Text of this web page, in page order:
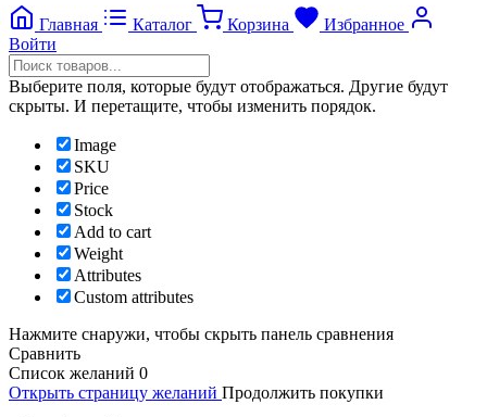
Главная Каталог Корзина
Избранное
Войти
Выберите поля, которые будут отображаться. Другие будут
скрыты. И перетащите, чтобы изменить порядок.
Image
SKU
Price
Stock
Add to cart
Weight
Attributes
Custom attributes
Нажмите снаружи, чтобы скрыть панель сравнения
Сравнить
Список желаний 0
Открыть страницу желаний Продолжить покупки